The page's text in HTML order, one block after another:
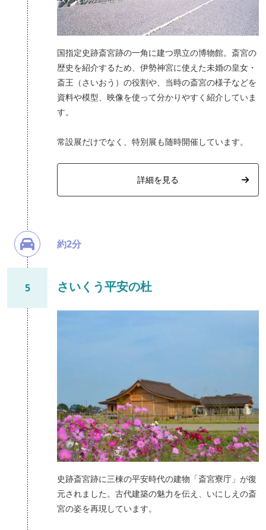
国指定史跡斎宮跡の一角に建つ県立の博物館。斎宮の
歴史を紹介するため、伊勢神宮に使えた未婚の皇女・
斎王（さいおう）の役割や、当時の斎宮の様子などを
資料や模型、映像を使って分かりやすく紹介していま
す。
常設展だけでなく、特別展も随時開催しています。
詳細を見る
約2分
5 さいくう平安の杜
史跡斎宮跡に三棟の平安時代の建物「斎宮寮庁」が復
元されました。古代建築の魅力を伝え、いにしえの斎
宮の姿を再現しています。